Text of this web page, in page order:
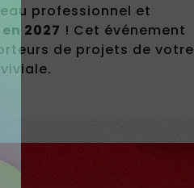
professionnel et
2027 ! Cet événement
de projets de votre